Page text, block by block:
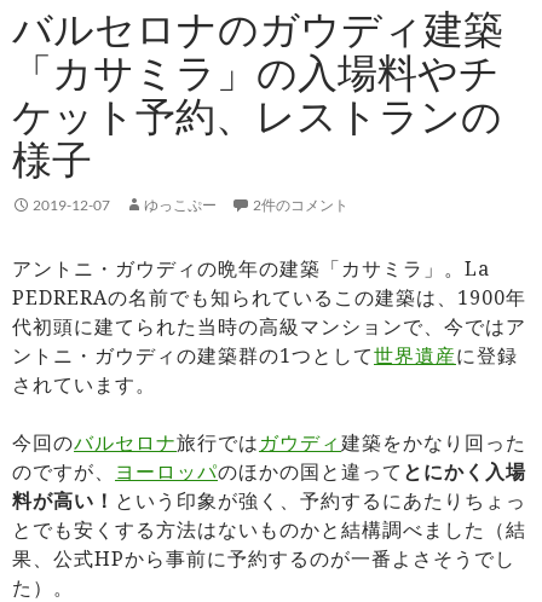
バルセロナのガウディ建築
「カサミラ」の入場料やチ
ケット予約、レストランの
様子
2019-12-07 ゆっこぷー 2件のコメント
アントニ・ガウディの晩年の建築「カサミラ」。La
PEDRERAの名前でも知られているこの建築は、1900年
代初頭に建てられた当時の高級マンションで、今ではア
ントニ・ガウディの建築群の1つとして世界遺産に登録
されています。
今回のバルセロナ旅行ではガウディ建築をかなり回った
のですが、 ヨーロッパのほかの国と違って とにかく入場
料が高い！ という印象が強く、予約するにあたりちょっ
とでも安くする方法はないものかと結構調べました（結
果、公式HPから事前に予約するのが一番よさそうでし
た）。